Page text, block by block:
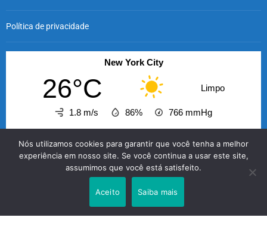
Política de privacidade
New York City
26°C Limpo
1.8 m/s 86% 766 mmHg
28°C 29°C 30°C 31°C
Nós utilizamos cookies para garantir que você tenha a melhor
experiência em nosso site. Se você continua a usar este site,
assumimos que você está satisfeito.
Aceito Saiba mais